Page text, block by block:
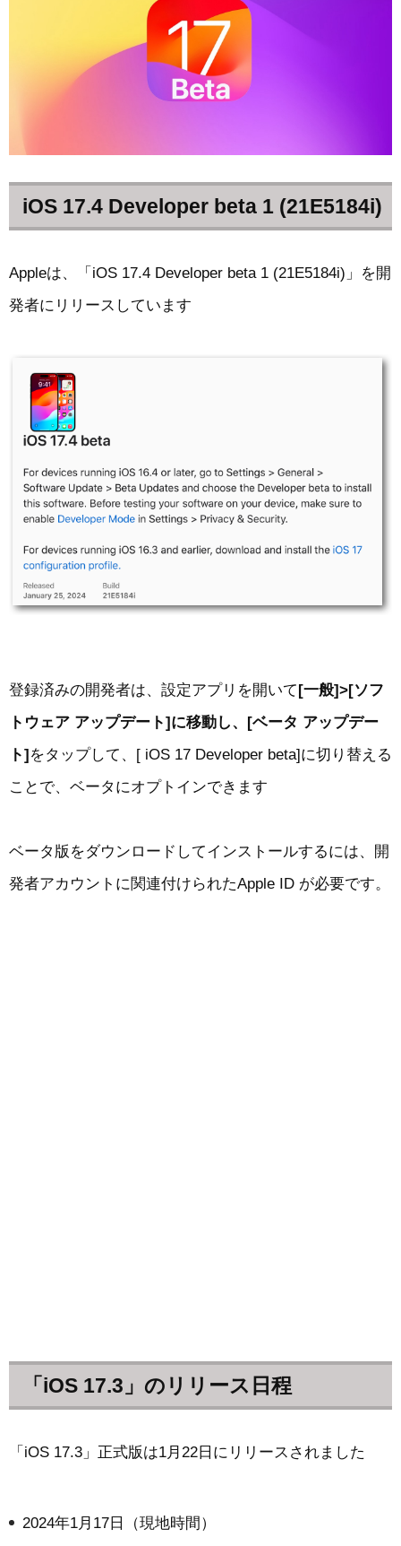
iOS 17.4 Developer beta 1 (21E5184i)
Appleは、「iOS 17.4 Developer beta 1 (21E5184i)」を開
発者にリリースしています
登録済みの開発者は、設定アプリを開いて[一般]>[ソフ
トウェア アップデート]に移動し、[ベータ アップデー
ト]をタップして、[ iOS 17 Developer beta]に切り替える
ことで、ベータにオプトインできます
ベータ版をダウンロードしてインストールするには、開
発者アカウントに関連付けられたApple ID が必要です。
「iOS 17.3」のリリース日程
「iOS 17.3」正式版は1月22日にリリースされました
2024年1月17日（現地時間）